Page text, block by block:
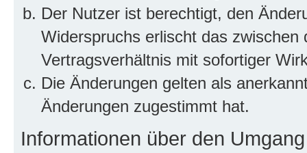
Der Nutzer ist berechtigt, den
Widerspruchs erlischt das
Vertragsverhältnis mit sofortiger
Die Änderungen gelten als
Änderungen zugestimmt hat.
Informationen über den